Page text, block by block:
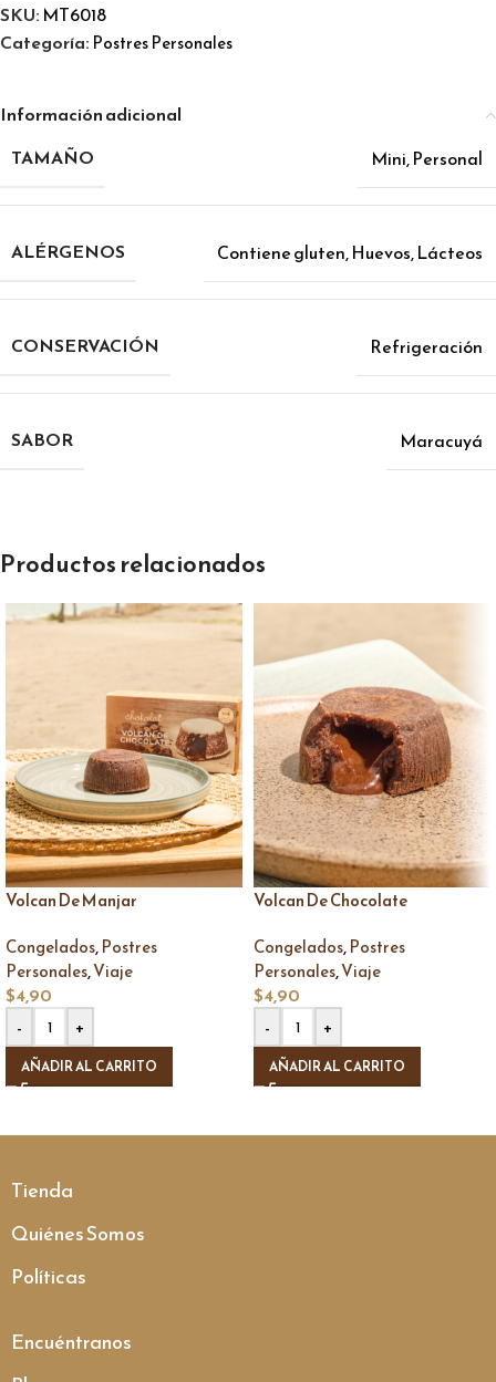
SKU: MT6018
Categoría: Postres Personales
Información adicional
TAMAÑO
Mini,Personal
ALÉRGENOS Contiene gluten,Huevos,Lácteos
CONSERVACIÓN Refrigeración
SABOR Maracuyá
Productos relacionados
Volcan De Manjar
Congelados,Postres
Personales,Viaje
$4,90
-
+
AÑADIR AL CARRITO
Volcan De Chocolate
Congelados,Postres
Personales,Viaje
$4,90
-
+
AÑADIR AL CARRITO
Tienda
Quiénes Somos
Políticas
Encuéntranos